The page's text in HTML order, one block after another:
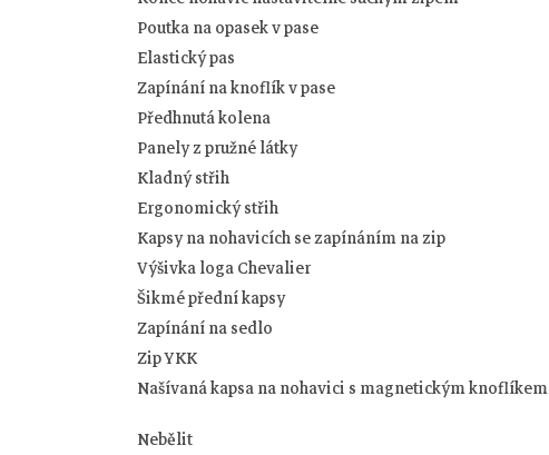
Poutka na opasek v pase
Elastický pas
Zapínání na knoflík v pase
Předhnutá kolena
Panely z pružné látky
Kladný střih
Ergonomický střih
Kapsy na nohavicích se zapínáním na zip
Výšivka loga Chevalier
Šikmé přední kapsy
Zapínání na sedlo
Zip YKK
Našívaná kapsa na nohavici s magnetickým knoflíkem
Nebělit